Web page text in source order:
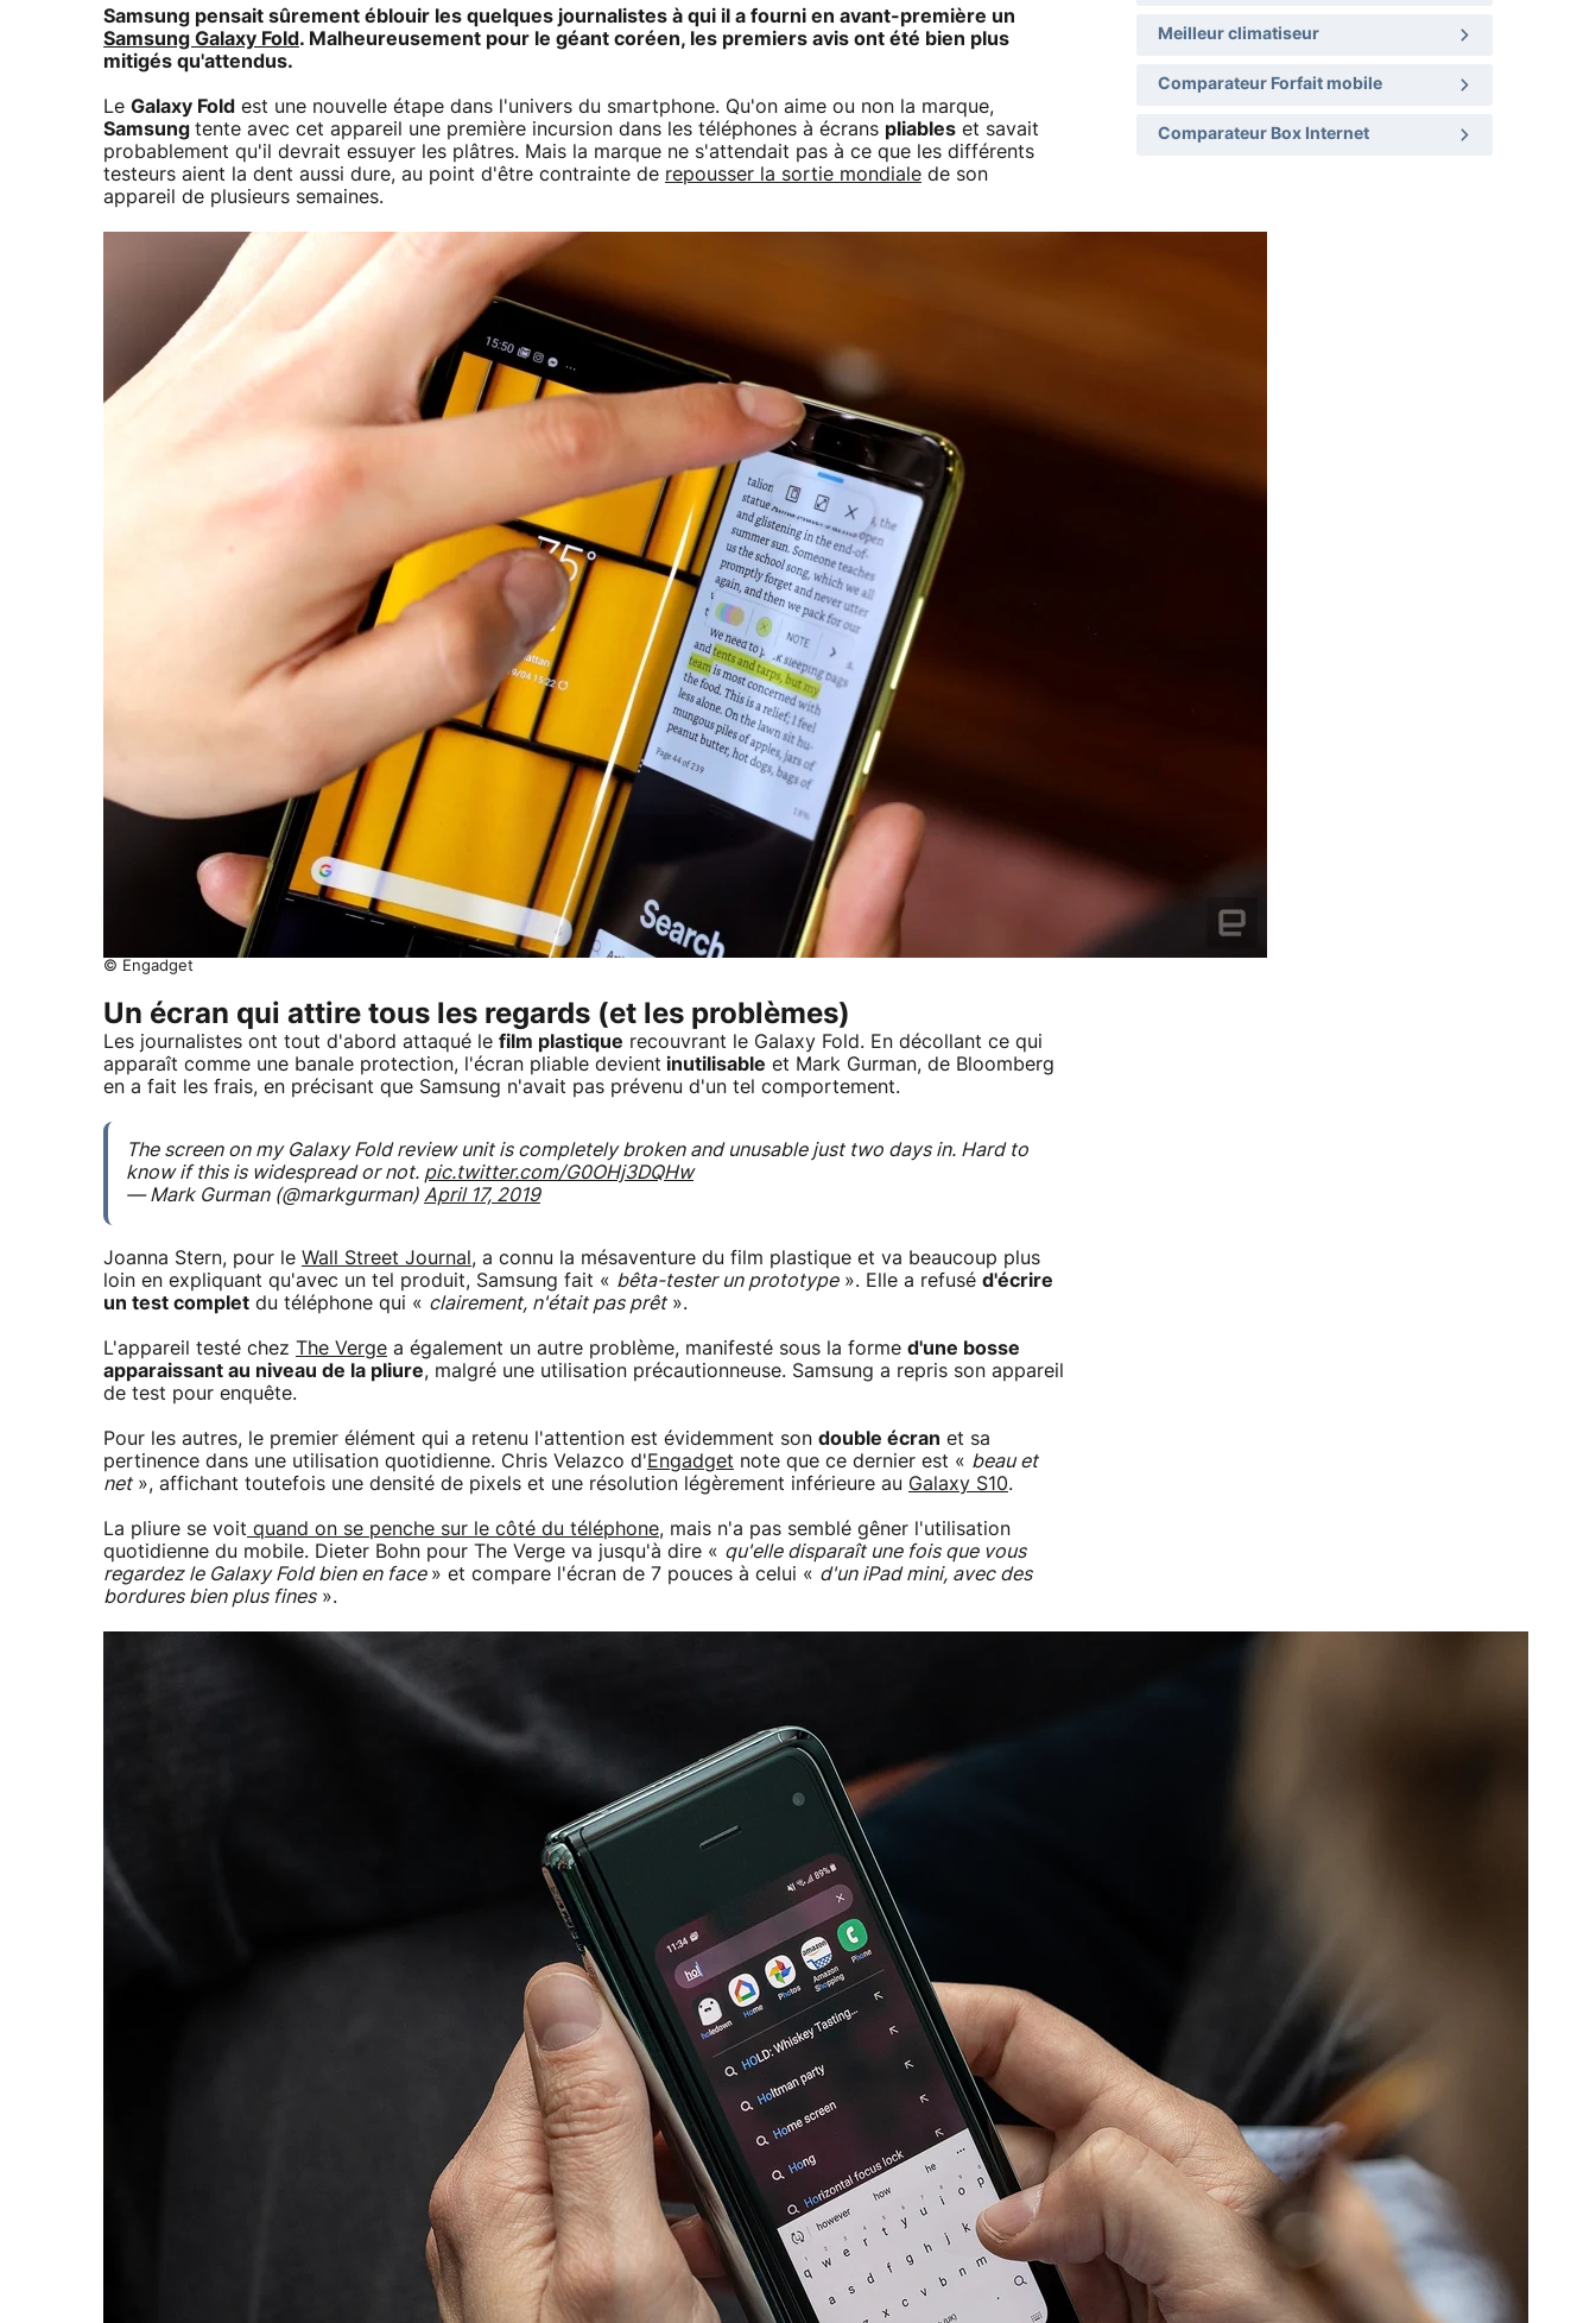
Samsung pensait sûrement éblouir les quelques journalistes à qui il a fourni en avant-première un
Samsung Galaxy Fold . Malheureusement pour le géant coréen, les premiers avis ont été bien plus
mitigés qu'attendus.
Le Galaxy Fold est une nouvelle étape dans l'univers du smartphone. Qu'on aime ou non la marque,
Samsung tente avec cet appareil une première incursion dans les téléphones à écrans pliables et savait
probablement qu'il devrait essuyer les plâtres. Mais la marque ne s'attendait pas à ce que les différents
testeurs aient la dent aussi dure, au point d'être contrainte de repousser la sortie mondiale de son
appareil de plusieurs semaines.
© Engadget
Un écran qui attire tous les regards (et les problèmes)
Les journalistes ont tout d'abord attaqué le film plastique recouvrant le Galaxy Fold. En décollant ce qui
apparaît comme une banale protection, l'écran pliable devient inutilisable et Mark Gurman, de Bloomberg
en a fait les frais, en précisant que Samsung n'avait pas prévenu d'un tel comportement.
The screen on my Galaxy Fold review unit is completely broken and unusable just two days in. Hard to
know if this is widespread or not. pic.twitter.com/G0OHj3DQHw
— Mark Gurman (@markgurman) April 17, 2019
Joanna Stern, pour le Wall Street Journal , a connu la mésaventure du film plastique et va beaucoup plus
loin en expliquant qu'avec un tel produit, Samsung fait « bêta-tester un prototype». Elle a refusé d'écrire
un test complet du téléphone qui « clairement, n'était pas prêt».
L'appareil testé chez The Verge a également un autre problème, manifesté sous la forme d'une bosse
apparaissant au niveau de la pliure, malgré une utilisation précautionneuse. Samsung a repris son appareil
de test pour enquête.
Pour les autres, le premier élément qui a retenu l'attention est évidemment son double écran et sa
pertinence dans une utilisation quotidienne. Chris Velazco d'Engadget note que ce dernier est « beau et
net», affichant toutefois une densité de pixels et une résolution légèrement inférieure au Galaxy S10.
La pliure se voit quand on se penche sur le côté du téléphone, mais n'a pas semblé gêner l'utilisation
quotidienne du mobile. Dieter Bohn pour The Verge va jusqu'à dire « qu'elle disparaît une fois que vous
regardez le Galaxy Fold bien en face » et compare l'écran de 7 pouces à celui « d'un iPad mini, avec des
bordures bien plus fines».
Meilleur climatiseur
Comparateur Forfait mobile
Comparateur Box Internet